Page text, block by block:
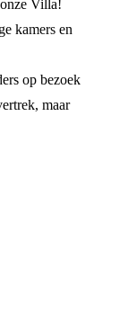
Villa!
kamers en
op bezoek
maar